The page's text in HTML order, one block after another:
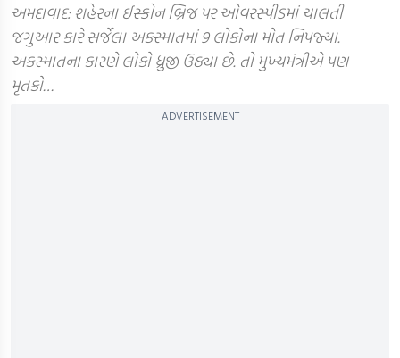
અમદાવાદ: શહેરના ઈસ્કોન બ્રિજ પર ઓવરસ્પીડમાં ચાલતી
જગુઆર કારે સર્જેલા અકસ્માતમાં 9 લોકોના મોત નિપજ્યા.
અકસ્માતના કારણે લોકો ધ્રુજી ઉઠ્યા છે. તો મુખ્યમંત્રીએ પણ
મૃતકો…
ADVERTISEMENT